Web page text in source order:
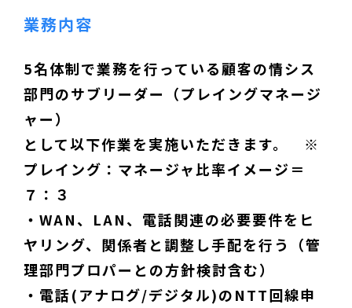
業務内容
5名体制で業務を行っている顧客の情シス
部門のサブリーダー（プレイングマネージ
ャー）
として以下作業を実施いただきます。 ※
プレイング：マネージャ比率イメージ＝
７：３
・WAN、LAN、電話関連の必要要件をヒ
ヤリング、関係者と調整し手配を行う（管
理部門プロパーとの方針検討含む）
・電話(アナログ/デジタル)のNTT回線申